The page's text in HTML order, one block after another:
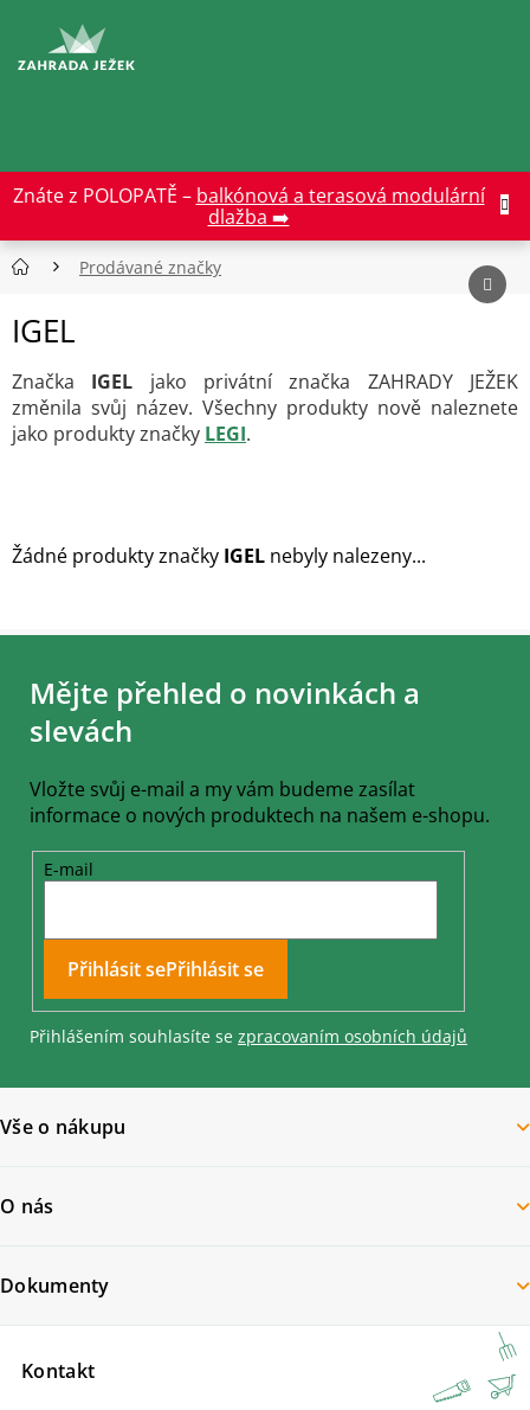
obsah
Znáte z POLOPATĚ – balkónová a terasová modulární
dlažba ➡️
Prodávané značky
IGEL
Značka IGEL jako privátní značka ZAHRADY JEŽEK
změnila svůj název. Všechny produkty nově naleznete
jako produkty značky LEGI.
Žádné produkty značky IGEL nebyly nalezeny...
Z
Mějte přehled o novinkách a
slevách
Vložte svůj e-mail a my vám budeme zasílat
informace o nových produktech na našem e-shopu.
E-mail
Přihlásit se
Přihlášením souhlasíte se zpracovaním osobních údajů
Vše o nákupu
O nás
Kontakt
Dokumenty